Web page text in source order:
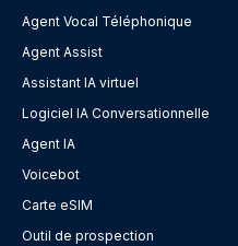
Agent Vocal Téléphonique
Agent Assist
Assistant IA virtuel
Logiciel IA Conversationnelle
Agent IA
Voicebot
Carte eSIM
Outil de prospection